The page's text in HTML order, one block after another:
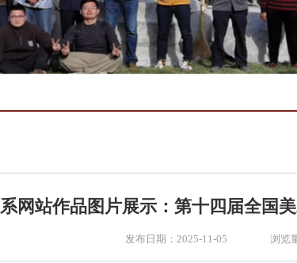
系网站作品图片展示：第十四届全国
发布日期：2025-11-05 浏览